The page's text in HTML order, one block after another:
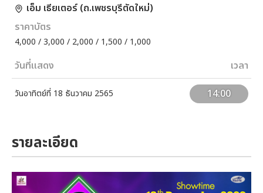
เอ็ม เธียเตอร์ (ถ.เพชรบุรีตัดใหม่)
ราคาบัตร
4,000 / 3,000 / 2,000 / 1,500 / 1,000
วันที่แสดง เวลา
วันอาทิตย์ที่ 18 ธันวาคม 2565 14:00
รายละเอียด